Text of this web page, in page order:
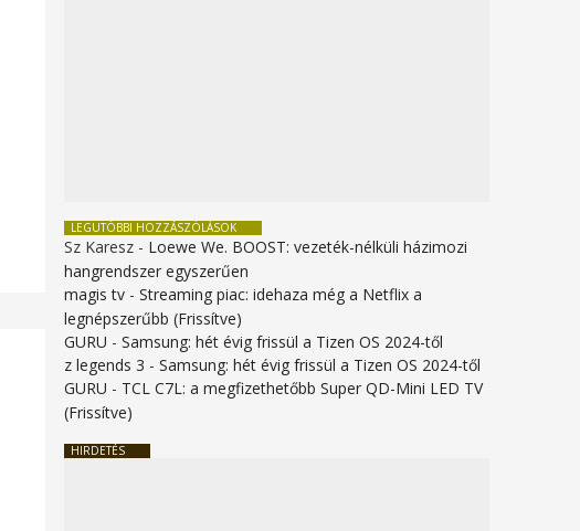
LEGUTÓBBI HOZZÁSZÓLÁSOK
Sz Karesz - Loewe We. BOOST: vezeték-nélküli házimozi
hangrendszer egyszerűen
magis tv -Streaming piac: idehaza még a Netflix a
legnépszerűbb (Frissítve)
GURU -Samsung: hét évig frissül a Tizen OS 2024-től
z legends 3 -Samsung: hét évig frissül a Tizen OS 2024-től
GURU - TCL C7L: a megfizethetőbb Super QD-Mini LED TV
(Frissítve)
HIRDETÉS